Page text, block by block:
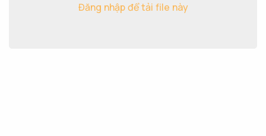
Đăng nhập để tải file này